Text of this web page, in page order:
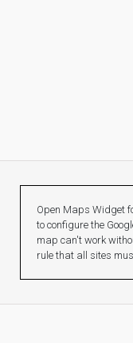
Open Maps Widget
to configure the
map can't work
rule that all sites